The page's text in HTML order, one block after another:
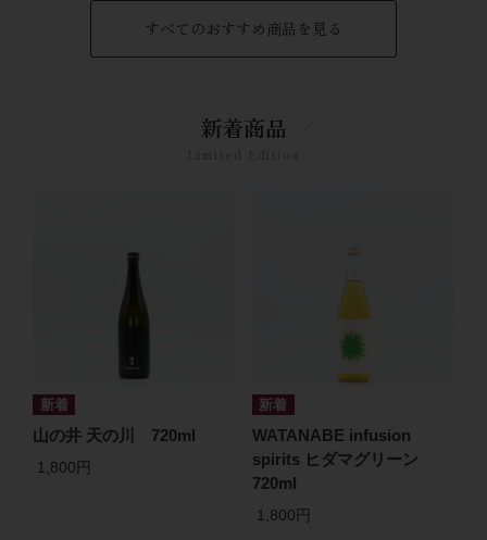
すべてのおすすめ商品を見る
新着商品
山の井 天の川 720ml
1,800円
WATANABE infusion
spirits ヒダマグリーン
720ml
1,800円